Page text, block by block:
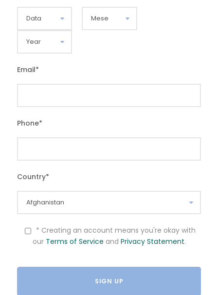
Email*
Phone*
Country*
* Creating an account means you're okay with
our Terms of Service and Privacy Statement.